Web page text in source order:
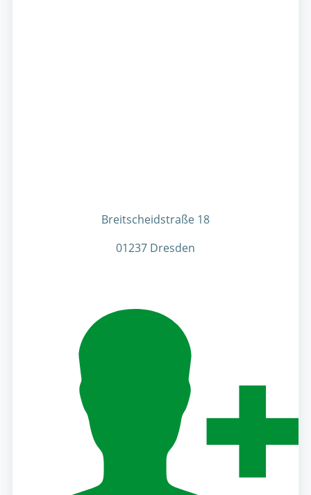
Breitscheidstraße 18
01237 Dresden